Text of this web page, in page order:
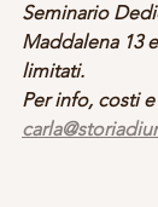
Seminario
Maddalena 13
limitati.
Per info, costi